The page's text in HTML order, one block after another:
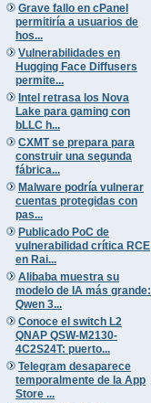
Grave fallo en cPanel
permitiría a usuarios de
hos...
Vulnerabilidades en
Hugging Face Diffusers
permite...
Intel retrasa los Nova
Lake para gaming con
bLLC h...
CXMT se prepara para
construir una segunda
fábrica...
Malware podría vulnerar
cuentas protegidas con
pas...
Publicado PoC de
vulnerabilidad crítica RCE
en Rai...
Alibaba muestra su
modelo de IA más grande:
Qwen 3...
Conoce el switch L2
QNAP QSW-M2130-
4C2S24T: puerto...
Telegram desaparece
temporalmente de la App
Store ...